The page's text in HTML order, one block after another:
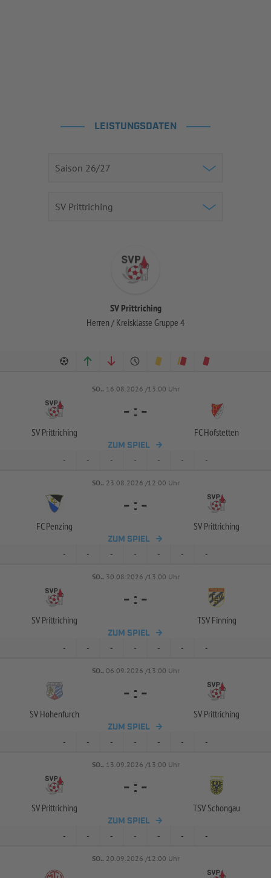
LEISTUNGSDATEN
SV Prittriching
Herren / Kreisklasse Gruppe 4
SO.. 16.08.2026 /13:00 Uhr
SV Prittriching
- : -
FC Hofstetten
ZUM SPIEL
- - - - - - -
SO.. 23.08.2026 /12:00 Uhr
FC Penzing
- : -
SV Prittriching
ZUM SPIEL
- - - - - - -
SO.. 30.08.2026 /13:00 Uhr
SV Prittriching
- : -
TSV Finning
ZUM SPIEL
- - - - - - -
SO.. 06.09.2026 /13:00 Uhr
SV Hohenfurch
- : -
SV Prittriching
ZUM SPIEL
- - - - - - -
SO.. 13.09.2026 /13:00 Uhr
SV Prittriching
- : -
TSV Schongau
ZUM SPIEL
- - - - - - -
SO.. 20.09.2026 /12:00 Uhr